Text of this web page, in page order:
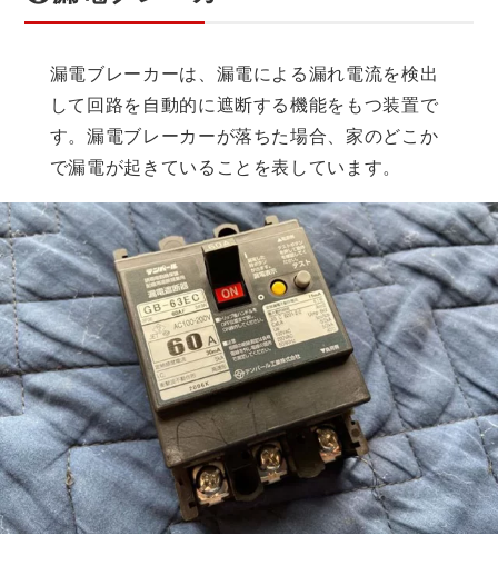
漏電ブレーカーは、漏電による漏れ電流を検出
して回路を自動的に遮断する機能をもつ装置で
す。漏電ブレーカーが落ちた場合、家のどこか
で漏電が起きていることを表しています。